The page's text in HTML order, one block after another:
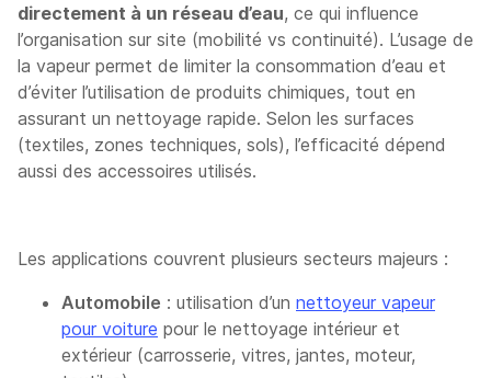
directement à un réseau d’eau, ce qui influence
l’organisation sur site (mobilité vs continuité). L’usage de
la vapeur permet de limiter la consommation d’eau et
d’éviter l’utilisation de produits chimiques, tout en
assurant un nettoyage rapide. Selon les surfaces
(textiles, zones techniques, sols), l’efficacité dépend
aussi des accessoires utilisés.
Les applications couvrent plusieurs secteurs majeurs :
Automobile : utilisation d’un nettoyeur vapeur
pour voiture pour le nettoyage intérieur et
extérieur (carrosserie, vitres, jantes, moteur,